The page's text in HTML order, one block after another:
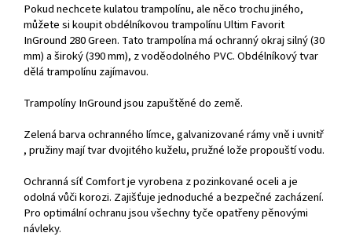
Pokud nechcete kulatou trampolínu, ale něco trochu jiného, ​​
můžete si koupit obdélníkovou trampolínuUltim Favorit
InGround 280 Green. Tato trampolína má ochranný okraj silný (30
mm) a široký (390 mm), z voděodolného PVC. Obdélníkový tvar
dělá trampolínu zajímavou.
Trampolíny InGround jsou zapuštěné do země.
Zelená barva ochranného límce, galvanizované rámy vně i uvnitř
, pružiny mají tvar dvojitého kuželu, pružné lože propouští vodu.
Ochranná síť Comfort je vyrobena z pozinkované oceli a je
odolná vůči korozi. Zajišťuje jednoduché a bezpečné zacházení.
Pro optimální ochranu jsou všechny tyče opatřeny pěnovými
návleky.